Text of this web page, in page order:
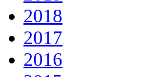
2018
2017
2016